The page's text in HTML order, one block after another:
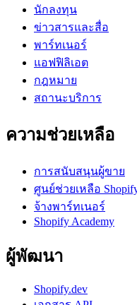
นักลงทุน
ข่าวสารและสื่อ
พาร์ทเนอร์
แอฟฟิลิเอต
กฎหมาย
สถานะบริการ
ความช่วยเหลือ
การสนับสนุนผู้ขาย
ศูนย์ช่วยเหลือ
จ้างพาร์ทเนอร์
Shopify Academy
ผู้พัฒนา
Shopify.dev